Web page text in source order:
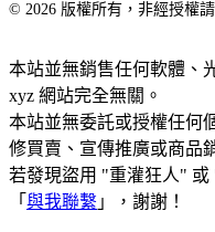
© 2026 版權所有，非經授權
本站並無銷售任何軟體、
xyz 網站完全無關。
本站並無委託或授權任何
修買賣、宣傳推廣或商品
若發現盜用 "重灌狂人"
「 與我聯繫 」，謝謝！